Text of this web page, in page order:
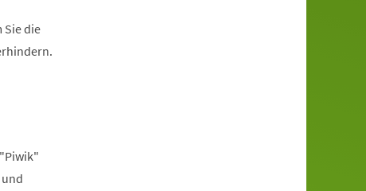
Sie die